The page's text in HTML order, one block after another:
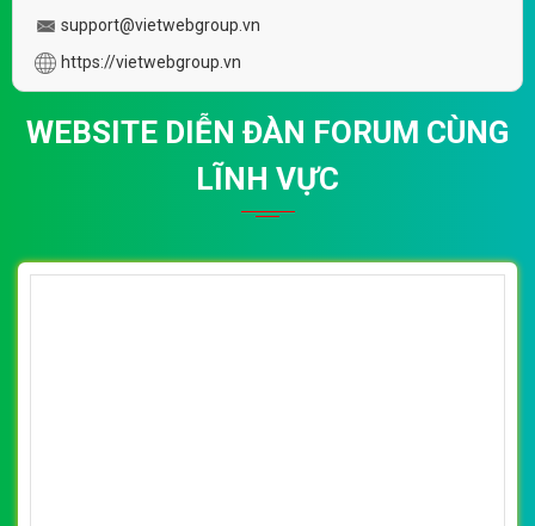
support@vietwebgroup.vn
https://vietwebgroup.vn
WEBSITE DIỄN ĐÀN FORUM CÙNG
LĨNH VỰC